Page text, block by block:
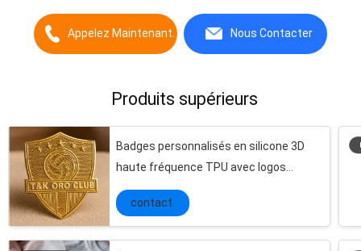
Appelez Maintenant. Nous Contacter
Produits supérieurs
Badges personnalisés en silicone 3D
haute fréquence TPU avec logos
personnalisés, parfaits pour le marquage
durable de vêtements et les écussons
contact
Non - le caoutchouc de Customiezd 3D de bande de glissement raccorde l'impression d'écran en soie sur bande tissée